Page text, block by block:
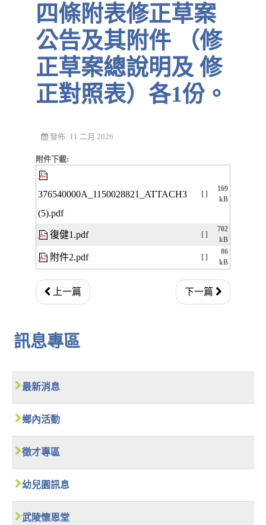
四條附表修正草案
公告及其附件 （修
正草案總說明及 修
正對照表）各1份。
發佈: 11 二月 2026
附件下載:
376540000A_1150028821_ATTACH3
(5).pdf
[ ]
169
kB
復健1.pdf [ ]
702
kB
附件2.pdf [ ]
86
kB
上一篇 下一篇
訊息專區
最新消息
鄉內活動
徵才專區
幼兒園訊息
武陵懷恩堂